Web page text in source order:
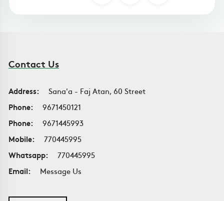
Contact Us
Address:
Sana'a - Faj Atan, 60 Street
Phone:
9671450121
Phone:
9671445993
Mobile:
770445995
Whatsapp:
770445995
Email:
Message Us